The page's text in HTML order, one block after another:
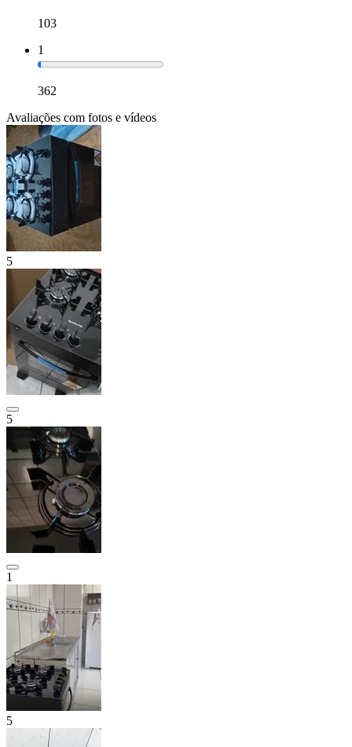
103
1
362
Avaliações com fotos e vídeos
5
5
1
5